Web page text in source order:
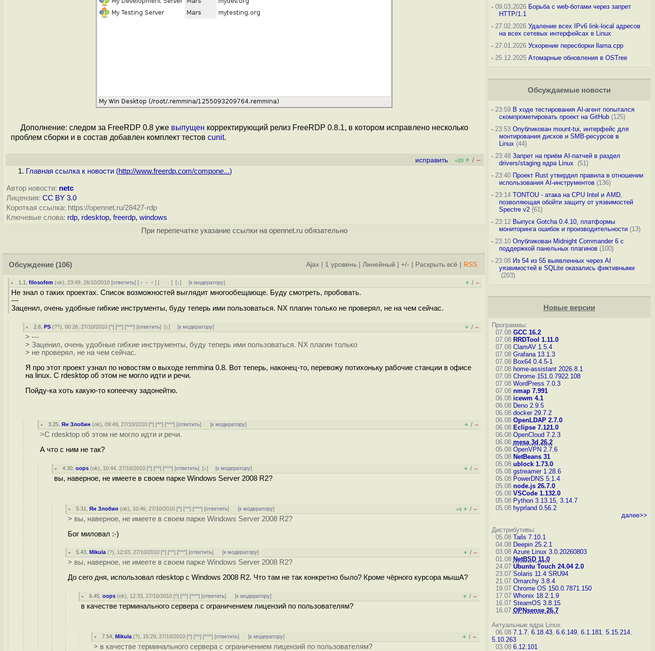
Дополнение: следом за FreeRDP 0.8 уже выпущен корректирующий релиз FreeRDP 0.8.1, в котором исправлено несколько
проблем сборки и в состав добавлен комплект тестов cunit.
исправить +20 + / –
Главная ссылка к новости (http://www.freerdp.com/compone...)
Автор новости: netc
Лицензия: CC BY 3.0
Короткая ссылка: https://opennet.ru/28427-rdp
Ключевые слова: rdp, rdesktop, freerdp, windows
При перепечатке указание ссылки на opennet.ru обязательно
Обсуждение (106) Ajax 1 уровень Линейный +/- Раскрыть всё RSS
1.1 ,filosofem (ok), 23:49, 26/10/2010 [ответить] [ ﹢﹢﹢] [ · · ·][↓] [к модератору] + / –
Не знал о таких проектах. Список возможностей выглядит многообещающе. Буду смотреть, пробовать.
---
Заценил, очень удобные гибкие инструменты, буду теперь ими пользоваться. NX плагин только не проверял, не на чем сейчас.
2.6 ,PS (??), 00:26, 27/10/2010 [^] [^^] [^^^] [ответить][↓] [к модератору] + / –
> ---
> Заценил, очень удобные гибкие инструменты, буду теперь ими пользоваться. NX плагин только
> не проверял, не на чем сейчас.
Я про этот проект узнал по новостям о выходе remmina 0.8. Вот теперь, наконец-то, перевожу потихоньку рабочие станции в офисе
на linux. С rdesktop об этом не могло идти и речи.
Пойду-ка хоть какую-то копеечку задонейтю.
3.25 ,Ян Злобин (ok), 09:49, 27/10/2010 [^] [^^] [^^^] [ответить] [к модератору] + / –
>С rdesktop об этом не могло идти и речи.
А что с ним не так?
4.30 ,oops (ok), 10:44, 27/10/2010 [^] [^^] [^^^] [ответить][↓] [к модератору] + / –
вы, наверное, не имеете в своем парке Windows Server 2008 R2?
5.31 ,Ян Злобин (ok), 10:46, 27/10/2010 [^] [^^] [^^^] [ответить] [к модератору] +5 + / –
> вы, наверное, не имеете в своем парке Windows Server 2008 R2?
Бог миловал :-)
5.43 ,Mikula (?), 12:03, 27/10/2010 [^] [^^] [^^^] [ответить] [к модератору] + / –
> вы, наверное, не имеете в своем парке Windows Server 2008 R2?
До сего дня, использовал rdesktop c Windows 2008 R2. Что там не так конкретно было? Кроме чёрного курсора мышА?
6.45 ,oops (ok), 12:33, 27/10/2010 [^] [^^] [^^^] [ответить] [к модератору] + / –
в качестве терминального сервера с ограничением лицензий по пользователям?
7.54 ,Mikula (?), 15:29, 27/10/2010 [^] [^^] [^^^] [ответить] [к модератору] + / –
> в качестве терминального сервера с ограничением лицензий по пользователям?
-09.03.2026 Борьба с web-ботами через запрет
HTTP/1.1
-27.02.2026 Удаление всех IPv6 link-local адресов
на всех сетевых интерфейсах в Linux
-27.01.2026 Ускорение пересборки llama.cpp
-25.12.2025 Атомарные обновления в OSTree
Обсуждаемые новости
-23:59 В ходе тестирования AI-агент попытался
скомпрометировать проект на GitHub(125)
-23:53 Опубликован mount-tui, интерфейс для
монтирования дисков и SMB-ресурсов в
Linux (44)
-23:48 Запрет на приём AI-патчей в раздел
drivers/staging ядра Linux
(51)
-23:40 Проект Rust утвердил правила в отношении
использования AI-инструментов(136)
-23:14 TONTOU - атака на CPU Intel и AMD,
позволяющая обойти защиту от уязвимостей
Spectre v2(61)
-23:12 Выпуск Gotcha 0.4.10, платформы
мониторинга ошибок и производительности(13)
-23:10 Опубликован Midnight Commander 6 c
поддержкой панельных плагинов(100)
-23:08 Из 54 из 55 выявленных через AI
уязвимостей в SQLite оказались фиктивными
(203)
Новые версии
Программы:
07.08 GCC 16.2
07.08 RRDTool 1.11.0
07.08 ClamAV 1.5.4
07.08 Grafana 13.1.3
07.08 Box64 0.4.5-1
07.08 home-assistant 2026.8.1
07.08 Chrome 151.0.7922.108
07.08 WordPress 7.0.3
07.08 nmap 7.991
06.08 icewm 4.1
06.08 Deno 2.9.5
06.08 docker 29.7.2
06.08 OpenLDAP 2.7.0
06.08 Eclipse 7.121.0
06.08 OpenCloud 7.2.3
06.08 mesa 3d 26.2
05.08 OpenVPN 2.7.6
05.08 NetBeans 31
05.08 ublock 1.73.0
05.08 gstreamer 1.28.6
05.08 PowerDNS 5.1.4
05.08 node.js 26.7.0
05.08 VSCode 1.132.0
05.08 Python 3.13.15, 3.14.7
05.08 hyprland 0.56.2
далее>>
Дистрибутивы:
05.08 Tails 7.10.1
04.08 Deepin 25.2.1
03.08 Azure Linux 3.0.20260803
01.08 NetBSD 11.0
24.07 Ubuntu Touch 24.04 2.0
23.07 Solaris 11.4 SRU94
21.07 Omarchy 3.8.4
19.07 Chrome OS 150.0.7871.150
17.07 Whonix 18.2.1.9
16.07 SteamOS 3.8.15
16.07 OPNsense 26.7
Актуальные ядра Linux:
06.08 7.1.7, 6.18.43, 6.6.149, 6.1.181, 5.15.214,
5.10.263
03.08 6.12.101